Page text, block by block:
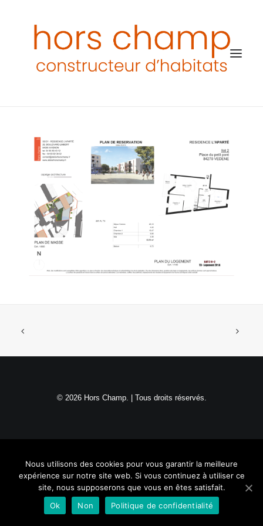
ACCUEIL
HORS CHAMP
NOS PROGRAMMES
PATRIMOINE & DÉFISCALISATION
ACTUALITÉS
NOS INFLUENCES
© 2026 Hors Champ. | Tous droits réservés.
Nous utilisons des cookies pour vous garantir la meilleure
expérience sur notre site web. Si vous continuez à utiliser ce
site, nous supposerons que vous en êtes satisfait.
Ok
Non Politique de confidentialité